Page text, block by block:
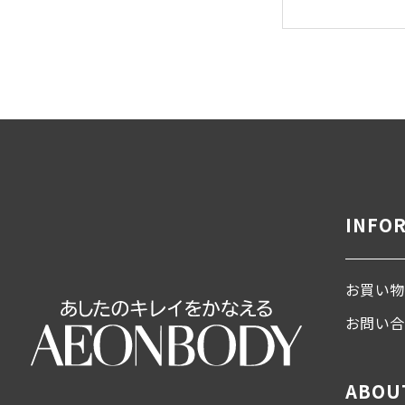
お買い
お問い